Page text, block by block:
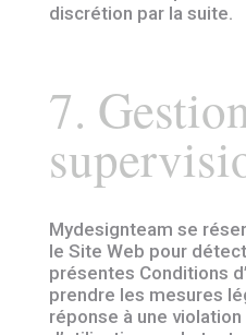
discrétion par la suite.
7.
Mydesignteam se
le Site Web pour
présentes Conditions
prendre les mesures
réponse à une